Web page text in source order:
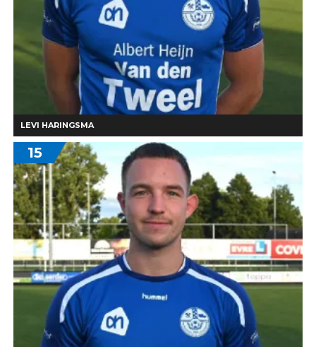
LEVI HARINGSMA
15